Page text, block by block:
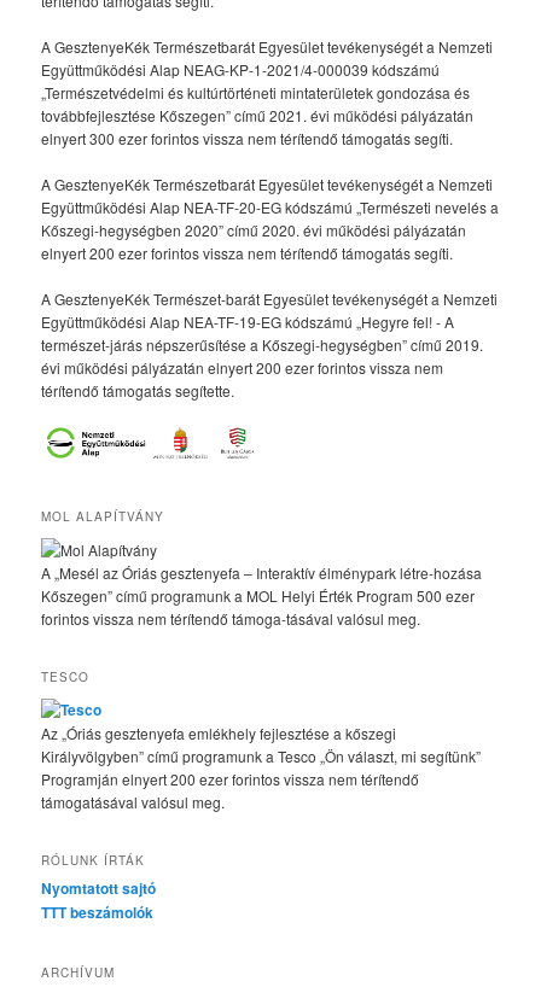
A GesztenyeKék Természetbarát Egyesület tevékenységét a Nemzeti
Együttműködési Alap NEAG-KP-1-2021/4-000039 kódszámú
„Természetvédelmi és kultúrtörténeti mintaterületek gondozása és
továbbfejlesztése Kőszegen” című 2021. évi működési pályázatán
elnyert 300 ezer forintos vissza nem térítendő támogatás segíti.
A GesztenyeKék Természetbarát Egyesület tevékenységét a Nemzeti
Együttműködési Alap NEA-TF-20-EG kódszámú „Természeti nevelés a
Kőszegi-hegységben 2020” című 2020. évi működési pályázatán
elnyert 200 ezer forintos vissza nem térítendő támogatás segíti.
A GesztenyeKék Természet-barát Egyesület tevékenységét a Nemzeti
Együttműködési Alap NEA-TF-19-EG kódszámú „Hegyre fel! - A
természet-járás népszerűsítése a Kőszegi-hegységben” című 2019.
évi működési pályázatán elnyert 200 ezer forintos vissza nem
térítendő támogatás segítette.
MOL ALAPÍTVÁNY
A „Mesél az Óriás gesztenyefa – Interaktív élménypark létre-hozása
Kőszegen” című programunk a MOL Helyi Érték Program 500 ezer
forintos vissza nem térítendő támoga-tásával valósul meg.
TESCO
Az „Óriás gesztenyefa emlékhely fejlesztése a kőszegi
Királyvölgyben” című programunk a Tesco „Ön választ, mi segítünk”
Programján elnyert 200 ezer forintos vissza nem térítendő
támogatásával valósul meg.
RÓLUNK ÍRTÁK
Nyomtatott sajtó
TTT beszámolók
ARCHÍVUM